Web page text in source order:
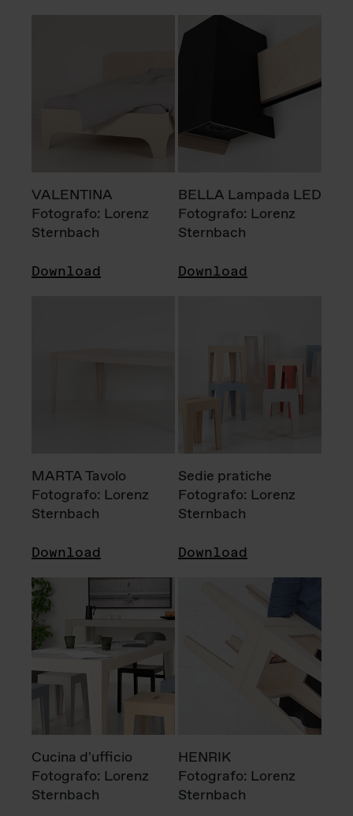
VALENTINA
Fotografo: Lorenz
Sternbach
Download
BELLA Lampada LED
Fotografo: Lorenz
Sternbach
Download
MARTA Tavolo
Fotografo: Lorenz
Sternbach
Download
Sedie pratiche
Fotografo: Lorenz
Sternbach
Download
Cucina d'ufficio
Fotografo: Lorenz
Sternbach
HENRIK
Fotografo: Lorenz
Sternbach